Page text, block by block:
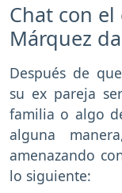
Chat con el
Márquez
Después de
su ex pareja
familia o algo
alguna
amenazando
lo siguiente: